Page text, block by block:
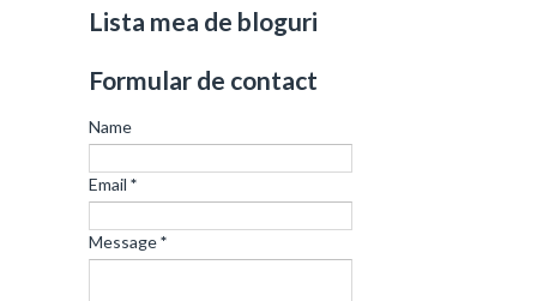
Lista mea de bloguri
Formular de contact
Name
Email *
Message*